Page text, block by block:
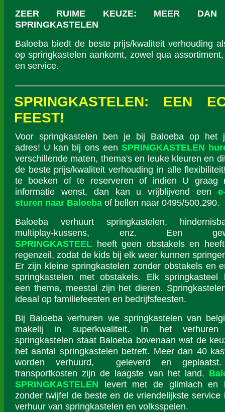
ZEER RUIME KEUZE: MEER
SPRINGKASTELEN
Baloeba biedt de beste prijs/kwaliteit verhouding
op springkastelen aankomt, zowel qua
en service.
SPRINGKASTELEN: EEN
FEEST!
Voor springkastelen ben je bij Baloeba op het
adres! U kan bij ons een SPRINGKASTELEN
verschillende maten, thema's en leuke kleuren en
de beste prijs/kwaliteit verhouding in alle
te boeken of te reserveren of indien U graag
informatie wenst, dan kan u vrijblijvend een
sturen naar Baloeba of bellen naar 0495/500.290.
Baloeba verhuurt springkastelen,
multiplay-kussens, enz. Een
SPRINGKASTEEL heeft geen obstakels en
regenzeil, zodat de kids bij elk weer kunnen
Er zijn kleine springkastelen zonder obstakels en
springkastelen met obstakels. Elk springkasteel
een thema, meestal zijn het dieren.
ideaal op familiefeesten en bedrijfsfeesten.
Bij Baloeba verhuren we springkastelen van
makelij in superkwaliteit. In het verhuren
springkastelen staat Baloeba bovenaan wat de
het aantal springkastelen betreft. Meer dan 40
worden verhuurd, geleverd en
transportkosten zijn de laagste van het land.
SPRINGKASTELEN levert met de glimlach en
zonder twijfel de beste en de vriendelijkste service
verhuur van springkastelen en volksspelen.